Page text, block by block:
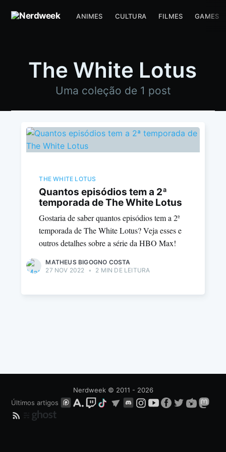
ANIMES CULTURA FILMES GAMES
The White Lotus
Uma coleção de 1 post
THE WHITE LOTUS
Quantos episódios tem a 2ª
temporada de The White Lotus
Gostaria de saber quantos episódios tem a 2ª
temporada de The White Lotus? Veja esses e
outros detalhes sobre a série da HBO Max!
MATHEUS BIGOGNO COSTA
27 NOV 2022 • 2 MIN DE LEITURA
Nerdweek© 2011 - 2026
Últimos artigos